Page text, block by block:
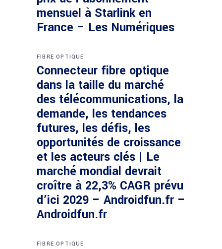
mensuel à Starlink en
France – Les Numériques
FIBRE OPTIQUE
Connecteur fibre optique
dans la taille du marché
des télécommunications, la
demande, les tendances
futures, les défis, les
opportunités de croissance
et les acteurs clés | Le
marché mondial devrait
croître à 22,3% CAGR prévu
d’ici 2029 – Androidfun.fr –
Androidfun.fr
FIBRE OPTIQUE